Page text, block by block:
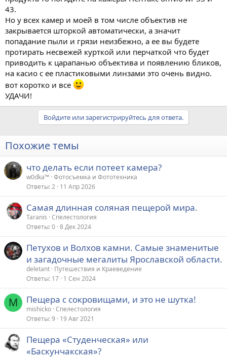
43.
Но у всех камер и моей в том числе объектив не
закрывается шторкой автоматически, а значит
попадание пыли и грязи неизбежно, а ее вы будете
протирать несвежей курткой или перчаткой что будет
приводить к царапанью объектива и появлению бликов,
на касио с ее пластиковыми линзами это очень видно.
вот коротко и все
УДАЧИ!
Войдите или зарегистрируйтесь для ответа.
Похожие темы
что делать если потеет камера?
w0dka™ Фотосъемка и Фототехника
Ответы 2 11 Апр 2026
Самая длинная соляная пещерой мира.
Taranis Спелестология
Ответы 0 8 Дек 2024
Петухов и Волхов камни. Самые знаменитые
и загадочные мегалиты Ярославской области.
deletant Путешествия и Краеведение
Ответы 17 1 Сен 2024
M Пещера с сокровищами, и это не шутка!
mishicko Спелестология
Ответы 9 19 Авг 2021
Пещера «Студенческая» или
«Баскунчакская»?